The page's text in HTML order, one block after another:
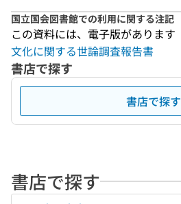
国立国会図書館での利用に関する注記
この資料には、電子版があります
文化に関する世論調査報告書
書店で探す
書店で探す
書店で探す